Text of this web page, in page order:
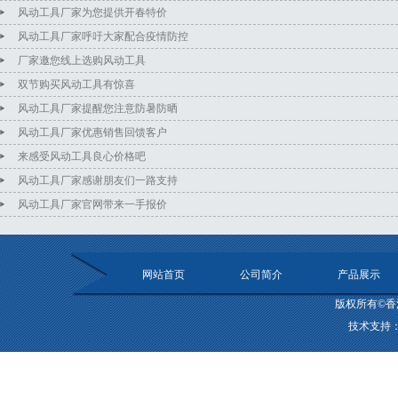
风动工具厂家为您提供开春特价
风动工具厂家呼吁大家配合疫情防控
厂家邀您线上选购风动工具
双节购买风动工具有惊喜
风动工具厂家提醒您注意防暑防晒
风动工具厂家优惠销售回馈客户
来感受风动工具良心价格吧
风动工具厂家感谢朋友们一路支持
风动工具厂家官网带来一手报价
网站首页 公司简介 产品展示
版权所有©
技术支持